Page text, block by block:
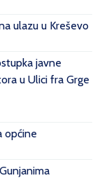
ulazu u Kreševo
javne
u Ulici fra Grge
općine